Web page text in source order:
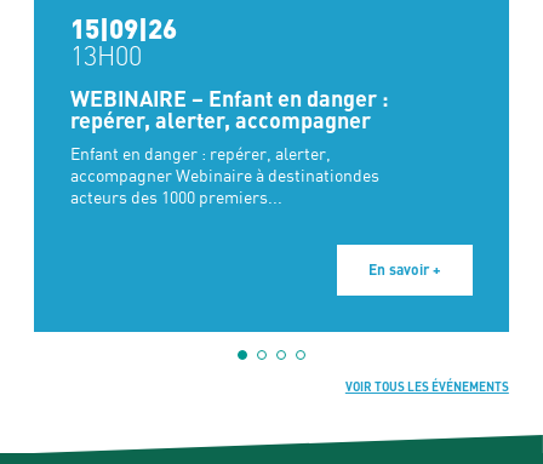
15|09|26
13H00
WEBINAIRE – Enfant en danger :
repérer, alerter, accompagner
Enfant en danger : repérer, alerter,
accompagner Webinaire à destinationdes
acteurs des 1000 premiers...
En savoir +
VOIR TOUS LES ÉVÉNEMENTS